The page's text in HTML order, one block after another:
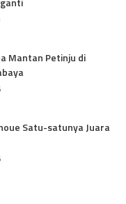
Mantan Petinju di
Satu-satunya Juara